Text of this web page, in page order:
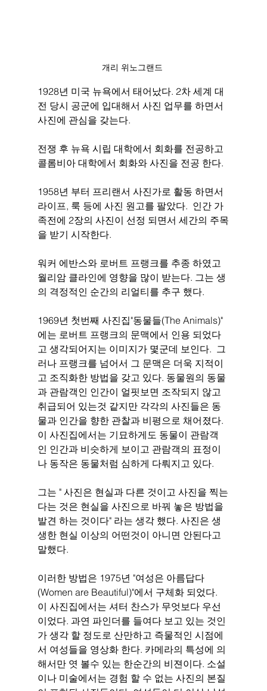
개리 위노그랜드
1928년 미국 뉴욕에서 태어났다. 2차 세계 대
전 당시 공군에 입대해서 사진 업무를 하면서
사진에 관심을 갖는다.
전쟁 후 뉴욕 시립 대학에서 회화를 전공하고
콜롬비아 대학에서 회화와 사진을 전공 한다.
1958년 부터 프리랜서 사진가로 활동 하면서
라이프, 룩 등에 사진 원고를 팔았다.  인간 가
족전에 2장의 사진이 선정 되면서 세간의 주목
을 받기 시작한다.
워커 에반스와 로버트 프랭크를 추종 하였고
월리암 클라인에 영향을 많이 받는다. 그는 생
의 격정적인 순간의 리얼티를 추구 했다.
1969년 첫번째 사진집"동물들(The Animals)"
에는 로버트 프랭크의 문맥에서 인용 되었다
고 생각되어지는 이미지가 몇군데 보인다.  그
러나 프랭크를 넘어서 그 문맥은 더욱 지적이
고 조직화한 방법을 갖고 있다. 동물원의 동물
과 관람객인 인간이 얼핏보면 조작되지 않고
취급되어 있는것 같지만 각각의 사진들은 동
물과 인간을 향한 관찰과 비평으로 채어졌다.
이 사진집에서는 기묘하게도 동물이 관람객
인 인간과 비슷하게 보이고 관람객의 표정이
나 동작은 동물처럼 심하게 다뤄지고 있다.
그는 " 사진은 현실과 다른 것이고 사진을 찍는
다는 것은 현실을 사진으로 바꿔 놓은 방법을
발견 하는 것이다" 라는 생각 했다. 사진은 생
생한 현실 이상의 어떤것이 아니면 안된다고
말했다.
이러한 방법은 1975년 "여성은 아름답다
(Women are Beautiful)"에서 구체화 되었다.
이 사진집에서는 셔터 찬스가 무엇보다 우선
이었다. 과연 파인더를 들여다 보고 있는 것인
가 생각 할 정도로 산만하고 즉물적인 시점에
서 여성들을 영상화 한다. 카메라의 특성에 의
해서만 엿 볼수 있는 한순간의 비젼이다. 소설
이나 미술에서는 경험 할 수 없는 사진의 본질